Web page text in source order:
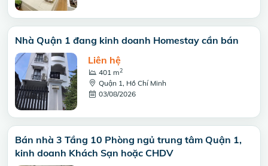
Nhà Quận 1 đang kinh doanh Homestay cần bán
Liên hệ
401 m2
Quận 1, Hồ Chí Minh
03/08/2026
Bán nhà 3 Tầng 10 Phòng ngủ trung tâm Quận 1,
kinh doanh Khách Sạn hoặc CHDV